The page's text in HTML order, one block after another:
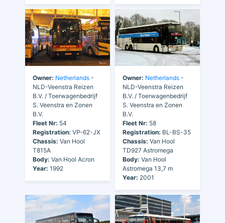
Owner: Netherlands -
NLD-Veenstra Reizen
B.V. / Toerwagenbedrijf
S. Veenstra en Zonen
B.V.
Fleet Nr: 54
Registration: VP-62-JX
Chassis: Van Hool
T815A
Body: Van Hool Acron
Year: 1992
Owner: Netherlands -
NLD-Veenstra Reizen
B.V. / Toerwagenbedrijf
S. Veenstra en Zonen
B.V.
Fleet Nr: 58
Registration: BL-BS-35
Chassis: Van Hool
TD927 Astromega
Body: Van Hool
Astromega 13,7 m
Year: 2001